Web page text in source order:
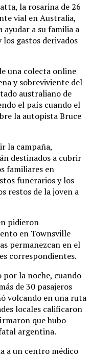
la rosarina de 26
vial en Australia,
a su familia a
gastos derivados
una colecta online
y sobreviviente del
australiano de
el país cuando el
la autopista Bruce
la campaña,
destinados a cubrir
familiares en
funerarios y los
restos de la joven a
pidieron
en Townsville
permanezcan en el
correspondientes.
por la noche, cuando
de 30 pasajeros
volcando en una ruta
locales calificaron
que hubo
argentina.
a un centro médico